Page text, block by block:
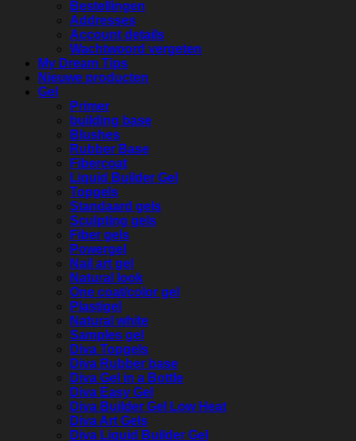
Bestellingen
Addresses
Account details
Wachtwoord vergeten
My Dream Tips
Nieuwe producten
Gel
Primer
building base
Blushes
Rubber Base
Fibercoat
Liquid Builder Gel
Topgels
Standaard gels
Sculpting gels
Fiber gels
Powergel
Nail art gel
Natural look
One coat/color gel
Plastigel
Natural white
Samples gel
Diva Topgels
Diva Rubber base
Diva Gel in a Bottle
Diva Easy Gel
Diva Builder Gel Low Heat
Diva Art Gels
Diva Liquid Builder Gel